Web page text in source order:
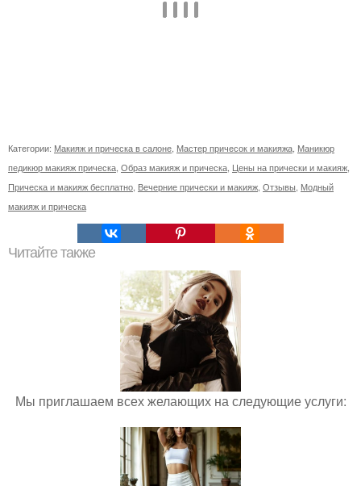
Категории: Макияж и прическа в салоне Мастер причесок и макияжа Маникюр
педикюр макияж прическа Образ макияж и прическа Цены на прически и макияж
Прическа и макияж бесплатно Вечерние прически и макияж Отзывы Модный
макияж и прическа
Читайте также
Мы приглашаем всех желающих на следующие услуги: